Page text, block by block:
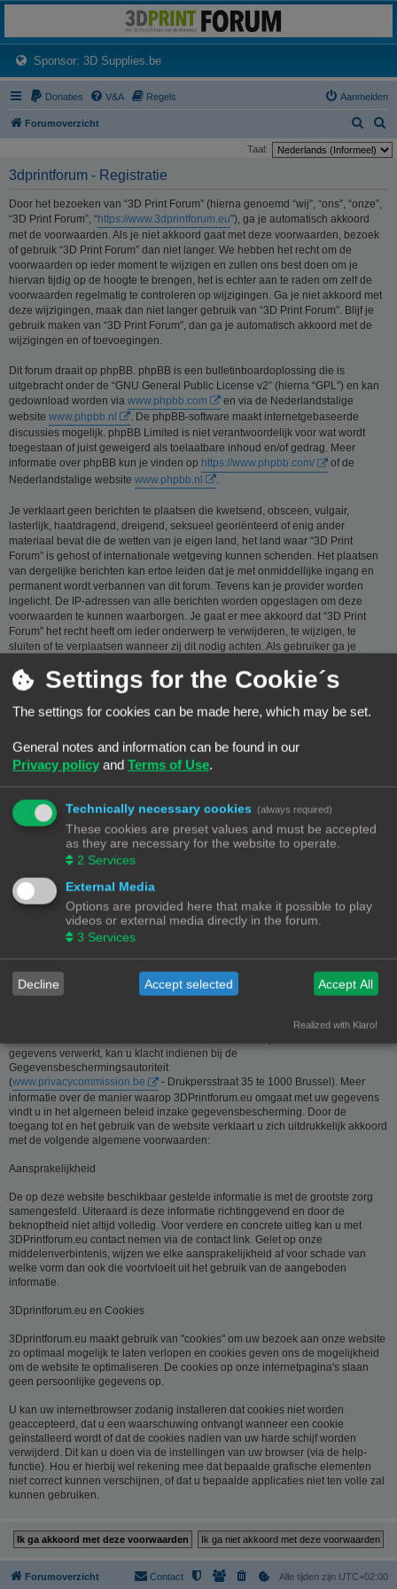
Het 3D print forum van de Benelux na de sluiting van 3dprintforum.nl
Sponsor: 3D Supplies.be(Opens a new tab)
Donaties V&A Regels Aanmelden
Forumoverzicht
o
o
Taal:
3dprintforum - Registratie
Door het bezoeken van “3D Print Forum” (hierna genoemd “wij”, “ons”, “onze”,
“3D Print Forum”, “https://www.3dprintforum.eu”), ga je automatisch akkoord
met de voorwaarden. Als je niet akkoord gaat met deze voorwaarden, bezoek
of gebruik “3D Print Forum” dan niet langer. We hebben het recht om de
voorwaarden op ieder moment te wijzigen en zullen ons best doen om je
hiervan tijdig op de hoogte te brengen, het is echter aan te raden om zelf de
voorwaarden regelmatig te controleren op wijzigingen. Ga je niet akkoord met
deze wijzigingen, maak dan niet langer gebruik van “3D Print Forum”. Blijf je
gebruik maken van “3D Print Forum”, dan ga je automatisch akkoord met de
wijzigingen en of toevoegingen.
Dit forum draait op phpBB. phpBB is een bulletinboardoplossing die is
uitgebracht onder de “GNU General Public License v2” (hierna “GPL”) en kan
gedownload worden via www.phpbb.com
en via de Nederlandstalige
website www.phpbb.nl
. De phpBB-software maakt internetgebaseerde
discussies mogelijk. phpBB Limited is niet verantwoordelijk voor wat wordt
toegestaan of juist geweigerd als toelaatbare inhoud en/of gedrag. Meer
informatie over phpBB kun je vinden op https://www.phpbb.com/
of de
Nederlandstalige website www.phpbb.nl
Je verklaart geen berichten te plaatsen die kwetsend, obsceen, vulgair,
lasterlijk, haatdragend, dreigend, seksueel georiënteerd of enig ander
materiaal bevat die de wetten van je eigen land, het land waar “3D Print
Forum” is gehost of internationale wetgeving kunnen schenden. Het plaatsen
van dergelijke berichten kan ertoe leiden dat je met onmiddellijke ingang en
permanent wordt verbannen van dit forum. Tevens kan je provider worden
ingelicht. De IP-adressen van alle berichten worden opgeslagen om deze
voorwaarden te kunnen waarborgen. Je gaat er mee akkoord dat “3D Print
Forum” het recht heeft om ieder onderwerp te verwijderen, te wijzigen, te
sluiten of te verplaatsen wanneer zij dit nodig achten. Als gebruiker ga je
een database. Hoewel deze informatie niet aan een derde partij zal worden
verstrekt zónder je toestemming, kan “3D Print Forum” nóch phpBB
verantwoordelijk worden gehouden voor een hackpoging die ertoe kan leiden
dat de gegevens vrijkomen.
Je gaat akkoord met de regels die zijn samengesteld door de beheerders van
dit forum.: Bekijk de regels van dit Forum
Privacybeleid
Deze website is eigendom van de beheerder van 3Dprintforum.eu
Contactgegevens:
Zie contact link
Inzamelen van informatie - Privacy en gegevensbescherming
De meeste informatie op deze website is beschikbaar zonder dat er
persoonsgegevens moeten worden verstrekt. Wanneer de gebruiker toch om
persoonlijke informatie gevraagd wordt, zal deze informatie enkel gebruikt
door 3Dprintforum.eu op basis van de contractuele relatie als gevolg van het
registreren van een account dan wel op basis van haar gerechtvaardigd
belang om diensten te verlenen en u hiervoor te contacteren. De informatie
verbeteren of wissen. Daartoe volstaat het ons contact op te nemen via de
gegevens verwerkt, kan u klacht indienen bij de
Gegevensbeschermingsautoriteit
(www.privacycommission.be
- Drukpersstraat 35 te 1000 Brussel). Meer
informatie over de manier waarop 3DPrintforum.eu omgaat met uw gegevens
vindt u in het algemeen beleid inzake gegevensbescherming. Door de
toegang tot en het gebruik van de website verklaart u zich uitdrukkelijk akkoord
met de volgende algemene voorwaarden:
Aansprakelijkheid
De op deze website beschikbaar gestelde informatie is met de grootste zorg
samengesteld. Uiteraard is deze informatie richtinggevend en door de
beknoptheid niet altijd volledig. Voor verdere en concrete uitleg kan u met
3DPrintforum.eu contact nemen via de contact link. Gelet op onze
middelenverbintenis, wijzen we elke aansprakelijkheid af voor schade van
welke vorm dan ook die voortvloeit uit het gebruik van de aangeboden
informatie.
3Dprintforum.eu en Cookies
3Dprintforum.eu maakt gebruik van "cookies" om uw bezoek aan onze website
zo optimaal mogelijk te laten verlopen en cookies geven ons de mogelijkheid
om de website te optimaliseren. De cookies op onze internetpagina's slaan
geen persoonlijke gegevens op.
U kan uw internetbrowser zodanig installeren dat cookies niet worden
geaccepteerd, dat u een waarschuwing ontvangt wanneer een cookie
geïnstalleerd wordt of dat de cookies nadien van uw harde schijf worden
verwijderd. Dit kan u doen via de instellingen van uw browser (via de help-
functie). Hou er hierbij wel rekening mee dat bepaalde grafische elementen
niet correct kunnen verschijnen, of dat u bepaalde applicaties niet ten volle zal
kunnen gebruiken.
Forumoverzicht Alle tijden zijn UTC+02:00
Contact
Settings for the Cookie´s
The settings for cookies can be made here, which may be set.
General notes and information can be found in our
Privacy policy and Terms of Use.
Technically necessary cookies (always required)
These cookies are preset values and must be accepted
as they are necessary for the website to operate.
2 Services
External Media
Options are provided here that make it possible to play
videos or external media directly in the forum.
3 Services
Decline Accept selected Accept All
Realized with Klaro!